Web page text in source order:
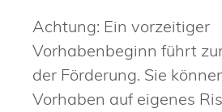
Achtung: Ein vorzeitiger
Vorhabenbeginn führt
der Förderung. Sie
Vorhaben auf eigenes